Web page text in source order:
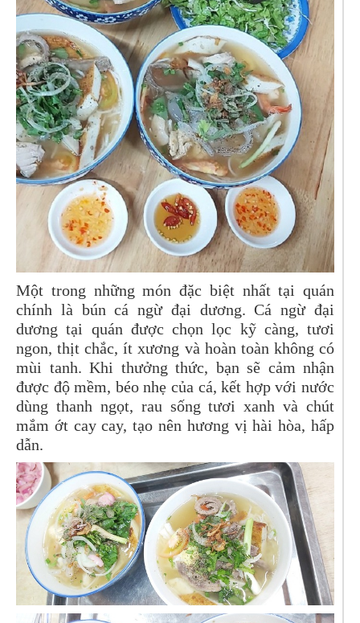
Một trong những món đặc biệt nhất tại quán
chính là bún cá ngừ đại dương. Cá ngừ đại
dương tại quán được chọn lọc kỹ càng, tươi
ngon, thịt chắc, ít xương và hoàn toàn không có
mùi tanh. Khi thưởng thức, bạn sẽ cảm nhận
được độ mềm, béo nhẹ của cá, kết hợp với nước
dùng thanh ngọt, rau sống tươi xanh và chút
mắm ớt cay cay, tạo nên hương vị hài hòa, hấp
dẫn.